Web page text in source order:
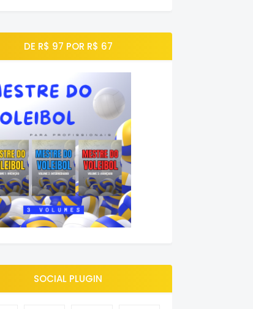
DE R$ 97 POR R$ 67
SOCIAL PLUGIN